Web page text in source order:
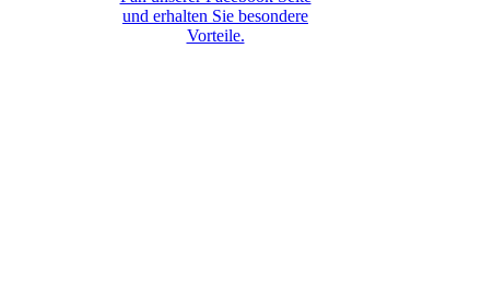
und erhalten Sie besondere
Vorteile.